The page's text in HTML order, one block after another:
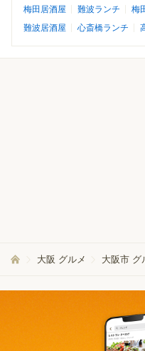
梅田居酒屋
難波ランチ 梅
難波居酒屋
心斎橋ランチ
大阪 グルメ 大阪市 グ